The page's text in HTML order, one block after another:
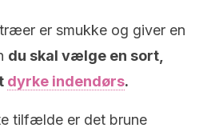
er smukke og giver en
du skal vælge en sort,
dyrke indendørs.
tilfælde er det brune